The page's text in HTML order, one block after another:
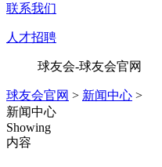
联系我们
人才招聘
球友会-球友会官网
球友会官网 > 新闻中心 >
新闻中心
Showing
内容